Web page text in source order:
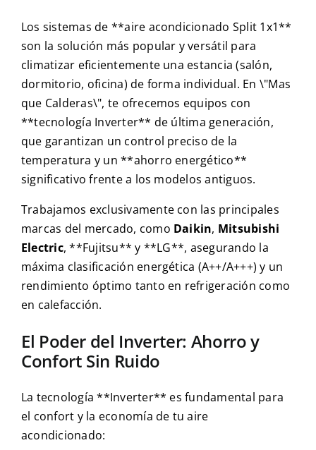
Los sistemas de **aire acondicionado Split 1x1**
son la solución más popular y versátil para
climatizar eficientemente una estancia (salón,
dormitorio, oficina) de forma individual. En \"Mas
que Calderas\", te ofrecemos equipos con
**tecnología Inverter** de última generación,
que garantizan un control preciso de la
temperatura y un **ahorro energético**
significativo frente a los modelos antiguos.
Trabajamos exclusivamente con las principales
marcas del mercado, como Daikin, Mitsubishi
Electric, **Fujitsu** y **LG**, asegurando la
máxima clasificación energética (A++/A+++) y un
rendimiento óptimo tanto en refrigeración como
en calefacción.
El Poder del Inverter: Ahorro y
Confort Sin Ruido
La tecnología **Inverter** es fundamental para
el confort y la economía de tu aire
acondicionado: